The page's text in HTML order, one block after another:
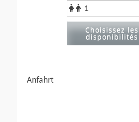
Choisissez les
disponibilités
Anfahrt